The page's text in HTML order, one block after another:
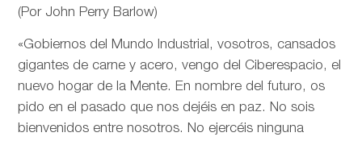
(Por John Perry Barlow)
«Gobiernos del Mundo Industrial, vosotros, cansados
gigantes de carne y acero, vengo del Ciberespacio, el
nuevo hogar de la Mente. En nombre del futuro, os
pido en el pasado que nos dejéis en paz. No sois
bienvenidos entre nosotros. No ejercéis ninguna